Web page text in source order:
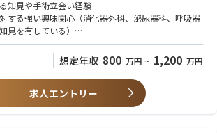
スクマネジメント手法の整合性を確保する。
と監督部門との連絡窓口として機能し、コミュニ
よび課題のエスカレーションを円滑に行う。
要求事項が、CCCレビュー手順およびSOPへ適切に
する。
ゾーン案件」に対するエスカレーションルートを構
、Regulatory、Legal、E&BIなどの関係部門との連携
意思決定内容を文書化し、一貫性を確保する。
した形で、CCCレビューガバナンスに関するSOPお
AIの「知能」となり、世界中の手術の安全性を高め
されます！
てのキャリア：臨床知見をテクノロジーに変換する
る深化：一流の外科医と術式や解剖について深く議
た頃よりも専門知識がアップデートされます。
師との折衝やエンジニアへの要件定義を通じ、どこ
ィレクション能力が身につきます。
方：リモートワーク活用・土日祝休みなど、最先端
知見や手術立会い経験
する強い興味関心（消化器外科、泌尿器科、呼吸器
見を有している）
興味関心（データマネジメント経験）
経験
ケーション）
想定年収 800 万円 ~ 1,200 万円
求人エントリー